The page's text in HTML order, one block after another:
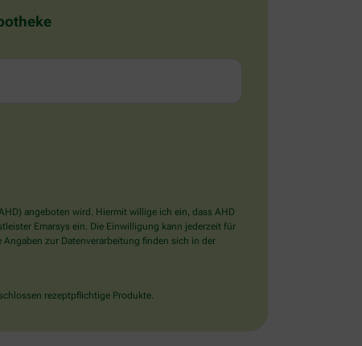
angeboten wird. Hiermit willige ich ein, dass AHD
Emarsys ein. Die Einwilligung kann jederzeit für
zur Datenverarbeitung finden sich in der
rezeptpflichtige Produkte.